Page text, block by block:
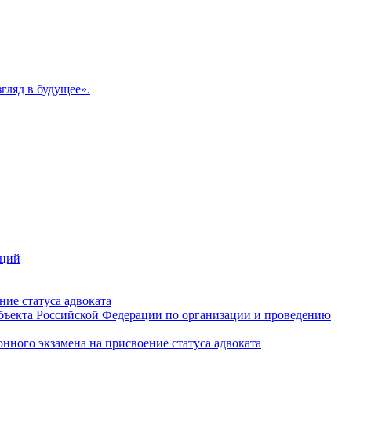
в будущее».
статуса адвоката
Российской Федерации по организации и проведению
экзамена на присвоение статуса адвоката